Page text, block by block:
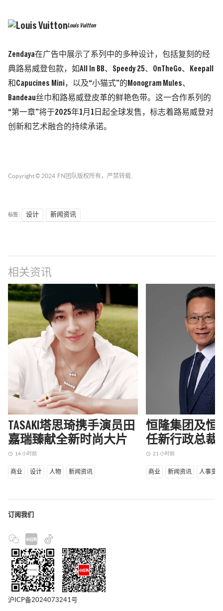
Louis Vuitton
Zendaya在广告中展示了系列中的多种设计，包括复刻的经
典路易威登包款，如All In BB、Speedy 25、OnTheGo、Keepall
和Capucines Mini，以及“小猫式”的Monogram Mules、
Bandeau丝巾和路易威登皮革的鲜艳色带。这一合作系列的
“第一章”将于2025年1月1日起全球发售，标志着路易威登对
创新和艺术融合的持续承诺。
Copyright © 2024 FN团队 版权所有，严禁转载.
标签 : 设计 新闻资讯
相关资讯
TASAKI塔思琦携手演员田
嘉瑞臻献全新时尚大片
access_time 14 小时前
商业 设计 人物 新闻资讯
恒隆集团及恒
任新行政总裁
access_time 21 小时前
商业 新闻资讯 人事变动
订阅我们
沪ICP备2024073241号